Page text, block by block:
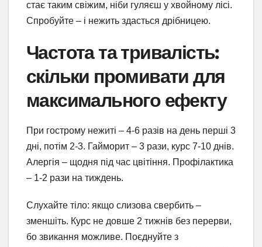
стає таким свіжим, ніби гуляєш у хвойному лісі.
Спробуйте – і нежить здасться дрібницею.
Частота та тривалість:
скільки промивати для
максимального ефекту
При гострому нежиті – 4-6 разів на день перші 3
дні, потім 2-3. Гайморит – 3 рази, курс 7-10 днів.
Алергія – щодня під час цвітіння. Профілактика
– 1-2 рази на тиждень.
Слухайте тіло: якщо слизова свербить –
зменшіть. Курс не довше 2 тижнів без перерви,
бо звикання можливе. Поєднуйте з